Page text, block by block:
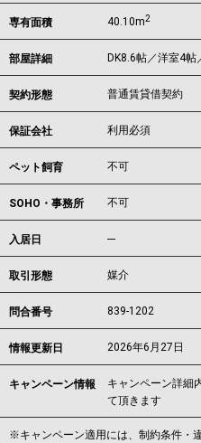
専有面積 40.10m2
部屋詳細 DK8.6帖／洋室4帖
契約形態 普通賃貸借契約
保証会社 利用必須
ペット飼育 不可
SOHO・事務所 不可
入居日 ---
取引形態 媒介
問合番号 839-1202
情報更新日 2026年6月27日
キャンペーン情報
キャンペーン詳細
て頂きます
※キャンペーン適用には、制約条件・